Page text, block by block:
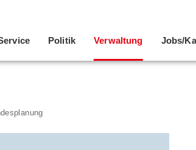
Politik Verwaltung Jobs/